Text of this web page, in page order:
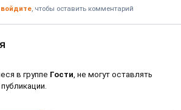
войдите, чтобы оставить комментарий
в группе Гости, не могут оставлять